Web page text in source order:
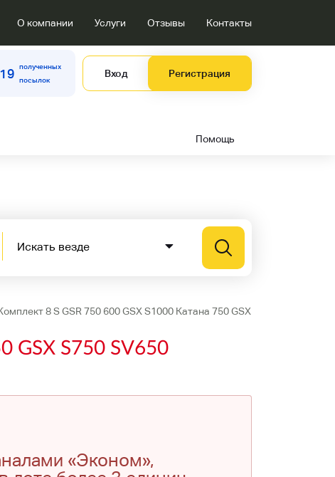
О компании Услуги Отзывы Контакты
полученных
посылок
Вход Регистрация
Помощь
8 S GSR 750 600 GSX S1000 Катана 750 GSX
GSX S750 SV650
«Эконом»,